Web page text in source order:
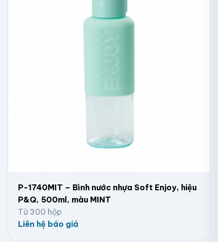
P-1740MIT – Bình nước nhựa Soft Enjoy, hiệu
P&Q, 500ml, màu MINT
Từ 300 hộp
Liên hệ báo giá